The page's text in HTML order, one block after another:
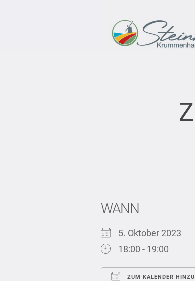
WANN
5. Oktober 2023
18:00 - 19:00
ZUM KALENDER